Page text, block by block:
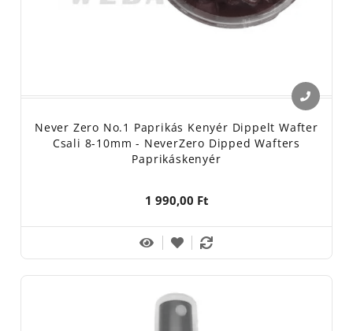
Never Zero No.1 Paprikás Kenyér Dippelt Wafter
Csali 8-10mm - NeverZero Dipped Wafters
Paprikáskenyér
1 990,00 Ft